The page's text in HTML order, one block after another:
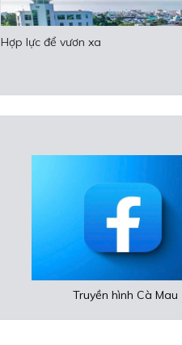
Con vẫn lớn lên từ yêu thương
Cà Mau – Đất và người